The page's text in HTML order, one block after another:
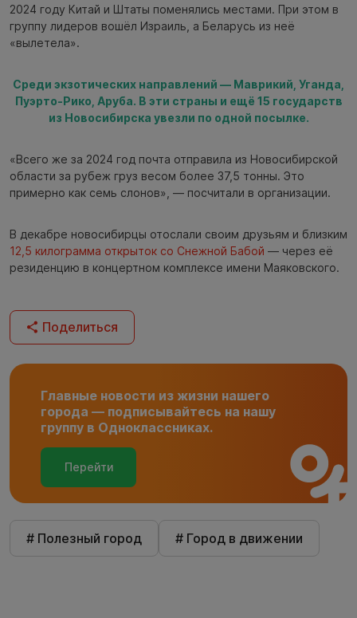
2024 году Китай и Штаты поменялись местами. При этом в
группу лидеров вошёл Израиль, а Беларусь из неё
«вылетела».
Среди экзотических направлений — Маврикий, Уганда,
Пуэрто-Рико, Аруба. В эти страны и ещё 15 государств
из Новосибирска увезли по одной посылке.
«Всего же за 2024 год почта отправила из Новосибирской
области за рубеж груз весом более 37,5 тонны. Это
примерно как семь слонов», — посчитали в организации.
В декабре новосибирцы отослали своим друзьям и близким
12,5 килограмма открыток со Снежной Бабой — через её
резиденцию в концертном комплексе имени Маяковского.
Поделиться
Главные новости из жизни нашего
города — подписывайтесь на нашу
группу в Одноклассниках.
Перейти
# Полезный город # Город в движении